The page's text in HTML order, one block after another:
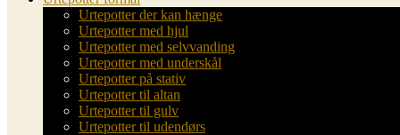
Urtepotter der kan hænge
Urtepotter med hjul
Urtepotter med selvvanding
Urtepotter med underskål
Urtepotter på stativ
Urtepotter til altan
Urtepotter til gulv
Urtepotter til udendørs